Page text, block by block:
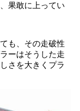
果敢に上ってい
も、その走破性
ーはそうした走
さを大きくプラ